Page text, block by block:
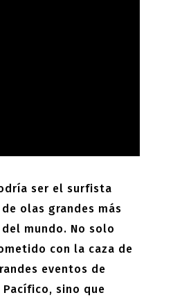
ser el surfista
olas grandes más
mundo. No solo
con la caza de
eventos de
sino que